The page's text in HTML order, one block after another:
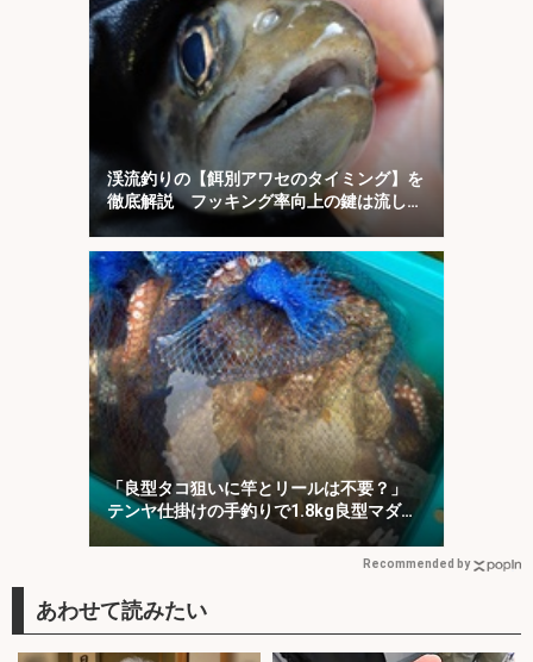
渓流釣りの【餌別アワセのタイミング】を
徹底解説 フッキング率向上の鍵は流し方
にあり
「良型タコ狙いに竿とリールは不要？」
テンヤ仕掛けの手釣りで1.8kg良型マダ
コ！【川崎丸・東京湾】
Recommended by